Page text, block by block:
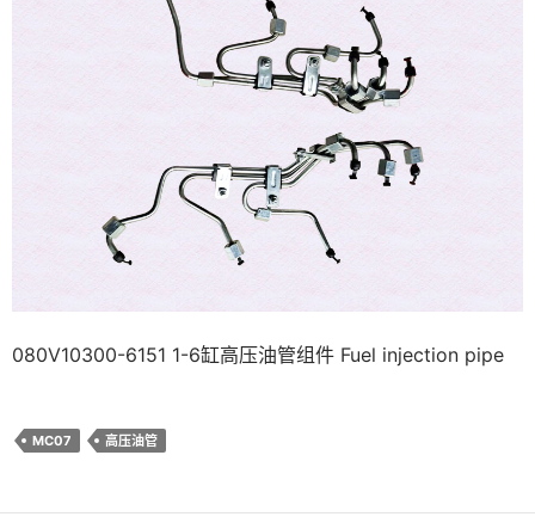
080V10300-6151 1-6缸高压油管组件 Fuel injection pipe
MC07 高压油管